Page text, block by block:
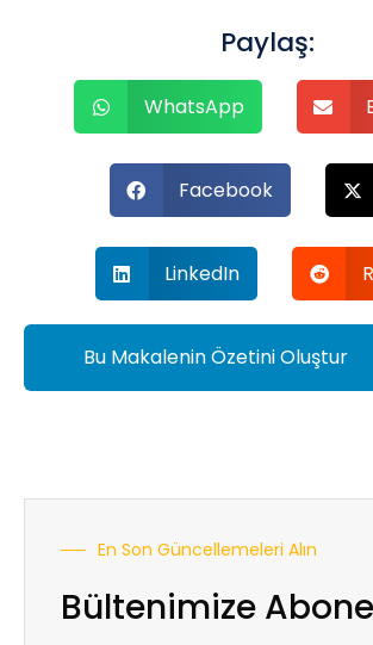
Paylaş:
WhatsApp
Facebook
LinkedIn
Bu Makalenin Özetini Oluştur
En Son Güncellemeleri Alın
Bültenimize